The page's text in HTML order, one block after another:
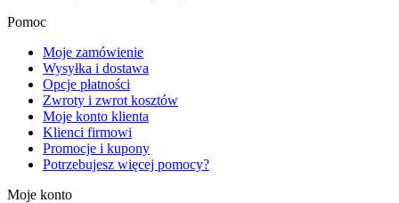
Pomoc
Moje zamówienie
Wysyłka i dostawa
Opcje płatności
Zwroty i zwrot kosztów
Moje konto klienta
Klienci firmowi
Promocje i kupony
Potrzebujesz więcej pomocy?
Moje konto